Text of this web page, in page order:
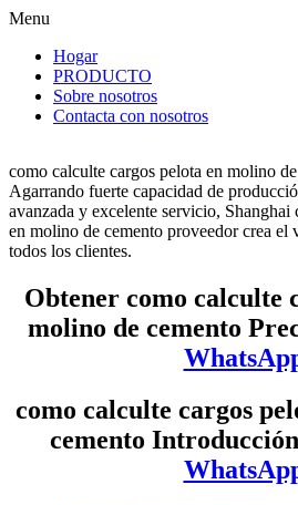
Menu
Hogar
PRODUCTO
Sobre nosotros
Contacta con nosotros
como calculte cargos pelota en molino
Agarrando fuerte capacidad de
avanzada y excelente servicio, Shanghai
en molino de cemento proveedor crea el
todos los clientes.
Obtener como calculte
molino de cemento
como calculte cargos
cemento